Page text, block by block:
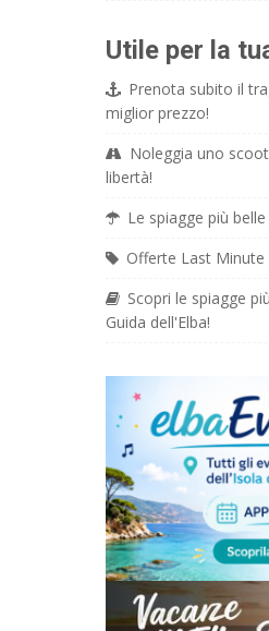
Utile per la
Prenota subito il
miglior prezzo!
Noleggia uno
libertà!
Le spiagge più
Offerte Last Minute
Scopri le spiagge
Guida dell'Elba!